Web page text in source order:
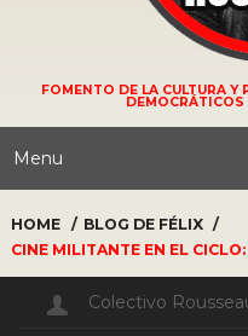
FOMENTO DE LA CULTURA
Menu
HOME
BLOG DE FÉLIX
CINE MILITANTE EN EL
Colectivo